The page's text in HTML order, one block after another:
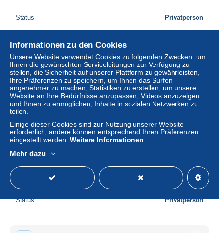
Status Privatperson
C1 Napoleonide WESTPHALIE Jerome NAPOLEON 20
± 18,49 $
Status Privatperson
Informationen zu den Cookies
Unsere Website verwendet Cookies zu folgenden Zwecken: um
Ihnen die gewünschten Serviceleitungen zur Verfügung zu
stellen, die Sicherheit auf unserer Plattform zu gewährleisten,
Ihre Präferenzen zu speichern, um Ihnen das Surfen
angenehmer zu machen, Statistiken zu erstellen, um unsere
Website an Ihre Bedürfnisse anzupassen, Videos anzuzeigen
und Ihnen zu ermöglichen, Inhalte in sozialen Netzwerken zu
teilen.
Einige dieser Cookies sind zur Nutzung unserer Website
erforderlich, andere können entsprechend Ihren Präferenzen
eingestellt werden. Weitere Informationen
Mehr dazu